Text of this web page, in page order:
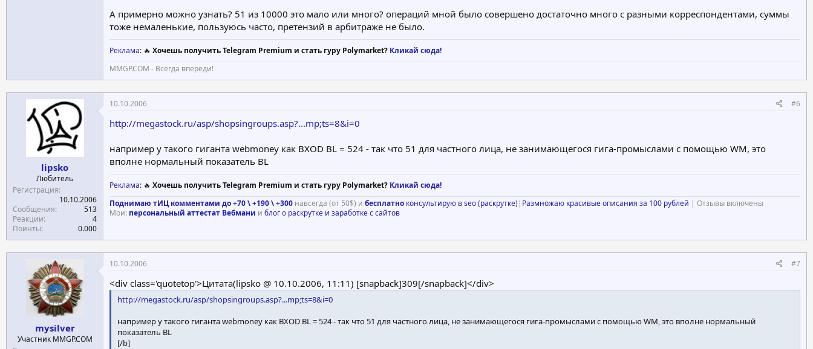
А примерно можно узнать? 51 из 10000 это мало или много? операций мной было совершено достаточно много с разными корреспондентами, суммы
тоже немаленькие, пользуюсь часто, претензий в арбитраже не было.
Реклама: 🔥 Хочешь получить Telegram Premium и стать гуру Polymarket? Кликай сюда!
MMGP.COM - Всегда впереди!
lipsko
Любитель
Регистрация
10.10.2006
Сообщения
513
Реакции
4
Поинты
0.000
10.10.2006 #6
http://megastock.ru/asp/shopsingroups.asp?...mp;ts=8&i=0
например у такого гиганта webmoney как BXOD BL = 524 - так что 51 для частного лица, не занимающегося гига-промыслами с помощью WM, это
вполне нормальный показатель BL
Реклама: 🔥 Хочешь получить Telegram Premium и стать гуру Polymarket? Кликай сюда!
Поднимаю тИЦ комментами до +70 \ +190 \ +300 навсегда (от 50$) и бесплатно консультирую в seo (раскрутке) | Размножаю красивые описания за 100 рублей | Отзывы включены
Мои: персональный аттестат Вебмани и блог о раскрутке и заработке с сайтов
mysilver
Участник MMGP.COM
10.10.2006 #7
<div class='quotetop'>Цитата(lipsko @ 10.10.2006, 11:11) [snapback]309[/snapback]</div>
http://megastock.ru/asp/shopsingroups.asp?...mp;ts=8&i=0
например у такого гиганта webmoney как BXOD BL = 524 - так что 51 для частного лица, не занимающегося гига-промыслами с помощью WM, это вполне нормальный
показатель BL
[/b]